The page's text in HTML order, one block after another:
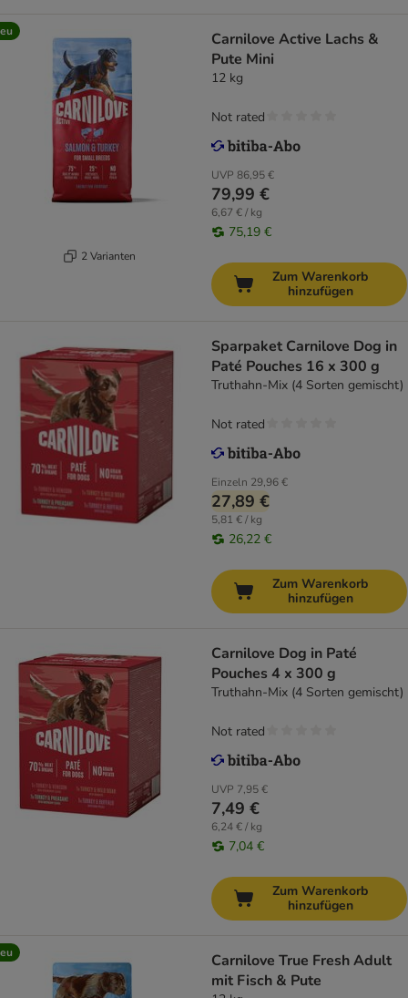
2 Varianten
Carnilove Active Lachs &
Pute Mini
12 kg
UVP 86,95 €
79,99 €
6,67 € / kg
75,19 €
Not rated
Zum Warenkorb
hinzufügen
Sparpaket Carnilove Dog in
Paté Pouches 16 x 300 g
Truthahn-Mix (4 Sorten gemischt)
Einzeln 29,96 €
27,89 €
5,81 € / kg
26,22 €
Not rated
Zum Warenkorb
hinzufügen
Carnilove Dog in Paté
Pouches 4 x 300 g
Truthahn-Mix (4 Sorten gemischt)
UVP 7,95 €
7,49 €
6,24 € / kg
7,04 €
Not rated
Zum Warenkorb
hinzufügen
Carnilove True Fresh Adult
mit Fisch & Pute